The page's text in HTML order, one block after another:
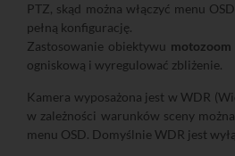
PTZ, skąd można włączyć menu
pełną konfigurację.
Zastosowanie obiektywu motozoom
ogniskową i wyregulować zbliżenie.
Kamera wyposażona jest w WDR
w zależności warunków sceny
menu OSD. Domyślnie WDR jest